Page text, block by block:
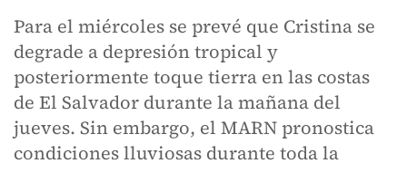
Para el miércoles se prevé que Cristina se
degrade a depresión tropical y
posteriormente toque tierra en las costas
de El Salvador durante la mañana del
jueves. Sin embargo, el MARN pronostica
condiciones lluviosas durante toda la